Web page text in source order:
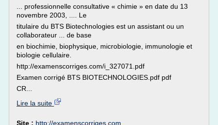
... professionnelle consultative « chimie » en date du 13
novembre 2003, .... Le
titulaire du BTS Biotechnologies est un assistant ou un
collaborateur ... de base
en biochimie, biophysique, microbiologie, immunologie et
biologie cellulaire.
http://examenscorriges.com/i_327071.pdf
Examen corrigé BTS BIOTECHNOLOGIES.pdf pdf
CR...
Lire la suite
Site : http://examenscorriges.com